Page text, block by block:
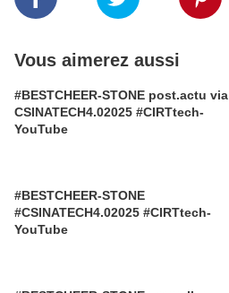
Vous aimerez aussi
#BESTCHEER-STONE post.actu via
CSINATECH4.02025 #CIRTtech-
YouTube
#BESTCHEER-STONE
#CSINATECH4.02025 #CIRTtech-
YouTube